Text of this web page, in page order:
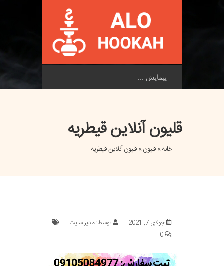
قلیون آنلاین قیطریه
خانه»قلیون» قلیون آنلاین قیطریه
جولای 7, 2021
توسط: مدیر سایت